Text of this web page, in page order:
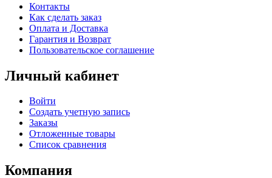
Контакты
Как сделать заказ
Оплата и Доставка
Гарантия и Возврат
Пользовательское соглашение
Личный кабинет
Войти
Создать учетную запись
Заказы
Отложенные товары
Список сравнения
Компания